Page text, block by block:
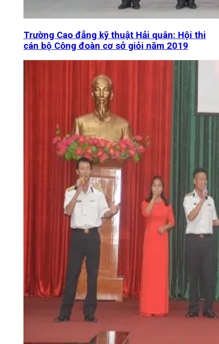
Trường Cao đẳng kỹ thuật Hải quân: Hội thi
cán bộ Công đoàn cơ sở giỏi năm 2019